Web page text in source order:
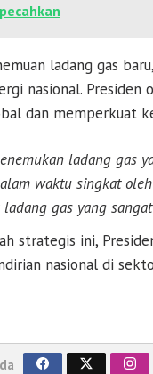
ladang gas
nasional.
dan memperkuat
ladang gas
waktu singkat
gas yang
strategis ini,
nasional di